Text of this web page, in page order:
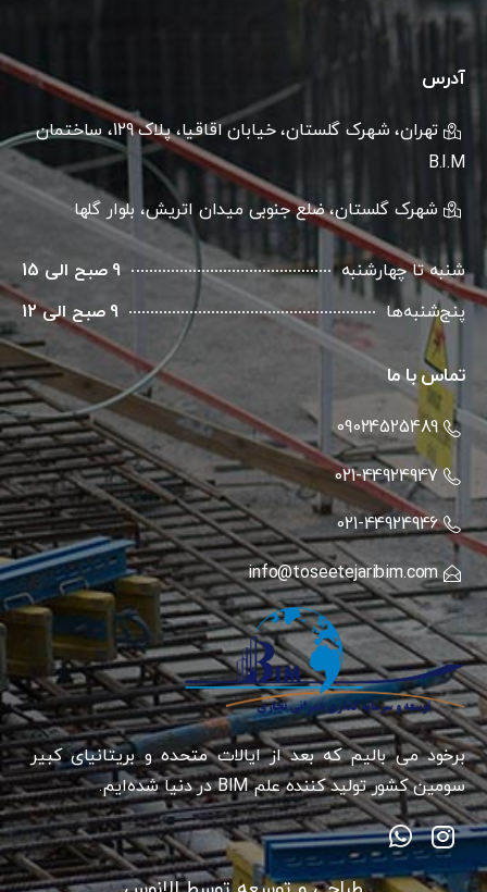
آدرس
تهران، شهرک گلستان، خیابان اقاقیا، پلاک 129، ساختمان
B.I.M
شهرک گلستان، ضلع جنوبی میدان اتریش، بلوار گلها
شنبه تا چهارشنبه
9 صبح الی 15
پنج‌شنبه‌ها
9 صبح الی 12
تماس با ما
09024525489
021-44924947
021-44924946
info@toseetejaribim.com
برخود می بالیم که بعد از ایالات متحده و بریتانیای کبیر
سومین کشور تولید کننده علم BIM در دنیا شده‌ایم.